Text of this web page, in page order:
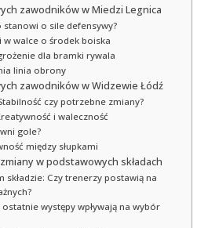
zawodników w Miedzi Legnica
o sile defensywy?
w walce o środek boiska
dla bramki rywala
linia obrony
zawodników w Widzewie Łódź
czy potrzebne zmiany?
i waleczność
gole?
między słupkami
w podstawowych składach
składzie: Czy trenerzy postawią na
występy wpływają na wybór